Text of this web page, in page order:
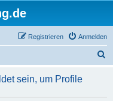
Anmelden
Registrieren
h
sein, um Profile